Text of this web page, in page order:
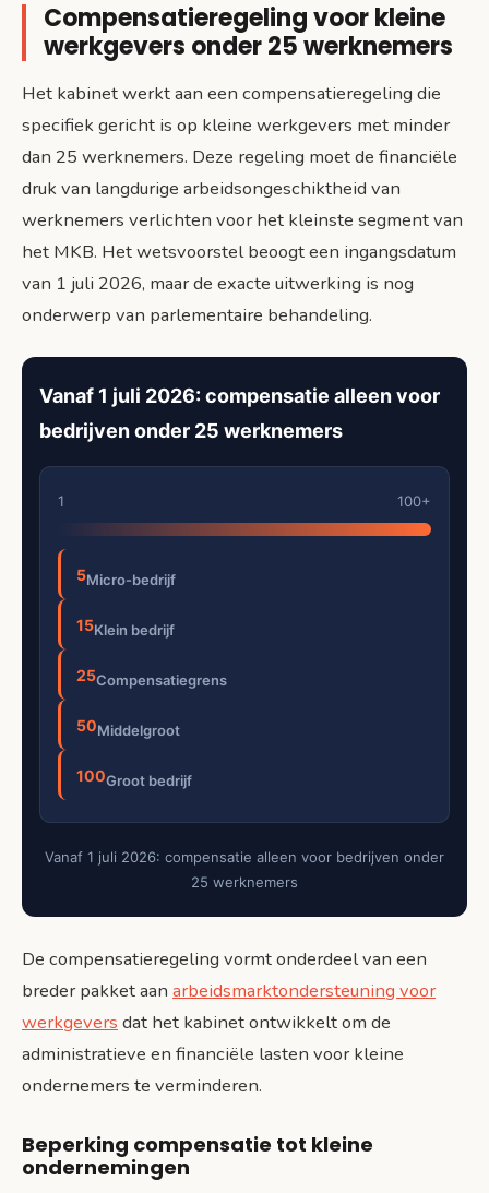
Compensatieregeling voor kleine
werkgevers onder 25 werknemers
Het kabinet werkt aan een compensatieregeling die
specifiek gericht is op kleine werkgevers met minder
dan 25 werknemers. Deze regeling moet de financiële
druk van langdurige arbeidsongeschiktheid van
werknemers verlichten voor het kleinste segment van
het MKB. Het wetsvoorstel beoogt een ingangsdatum
van 1 juli 2026, maar de exacte uitwerking is nog
onderwerp van parlementaire behandeling.
Vanaf 1 juli 2026: compensatie alleen voor
bedrijven onder 25 werknemers
1 100+
5Micro-bedrijf
15Klein bedrijf
25Compensatiegrens
50Middelgroot
100Groot bedrijf
Vanaf 1 juli 2026: compensatie alleen voor bedrijven onder
25 werknemers
De compensatieregeling vormt onderdeel van een
breder pakket aan arbeidsmarktondersteuning voor
werkgevers dat het kabinet ontwikkelt om de
administratieve en financiële lasten voor kleine
ondernemers te verminderen.
Beperking compensatie tot kleine
ondernemingen